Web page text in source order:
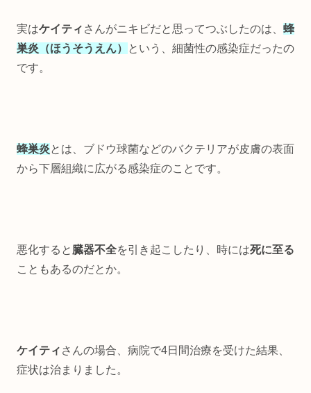
実はケイティ さんがニキビだと思ってつぶしたのは、 蜂
巣炎（ほうそうえん）
という、細菌性の感染症だったの
です。
蜂巣炎とは、ブドウ球菌などのバクテリアが皮膚の表面
から下層組織に広がる感染症のことです。
悪化すると 臓器不全を引き起こしたり、時には死に至る
こともあるのだとか。
ケイティ さんの場合、病院で4日間治療を受けた結果、
症状は治まりました。